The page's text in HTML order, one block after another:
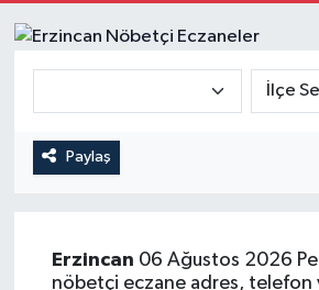
Paylaş
Erzincan 06 Ağustos 2026
nöbetçi eczane adres, telefon
Süper Lig Puan Durumu ve
Son Dakika Haberleri